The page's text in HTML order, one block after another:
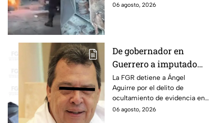
hospital para recibir atención
06 agosto, 2026
De gobernador en
Guerrero a imputado
por la "Verdad
Histórica"; Así fue como
Ángel Aguirre obstruyó
la justicia en caso
La FGR detiene a Ángel
Aguirre por el delito de
ocultamiento de evidencia en
el caso Ayotzinapa. Esta es la
06 agosto, 2026